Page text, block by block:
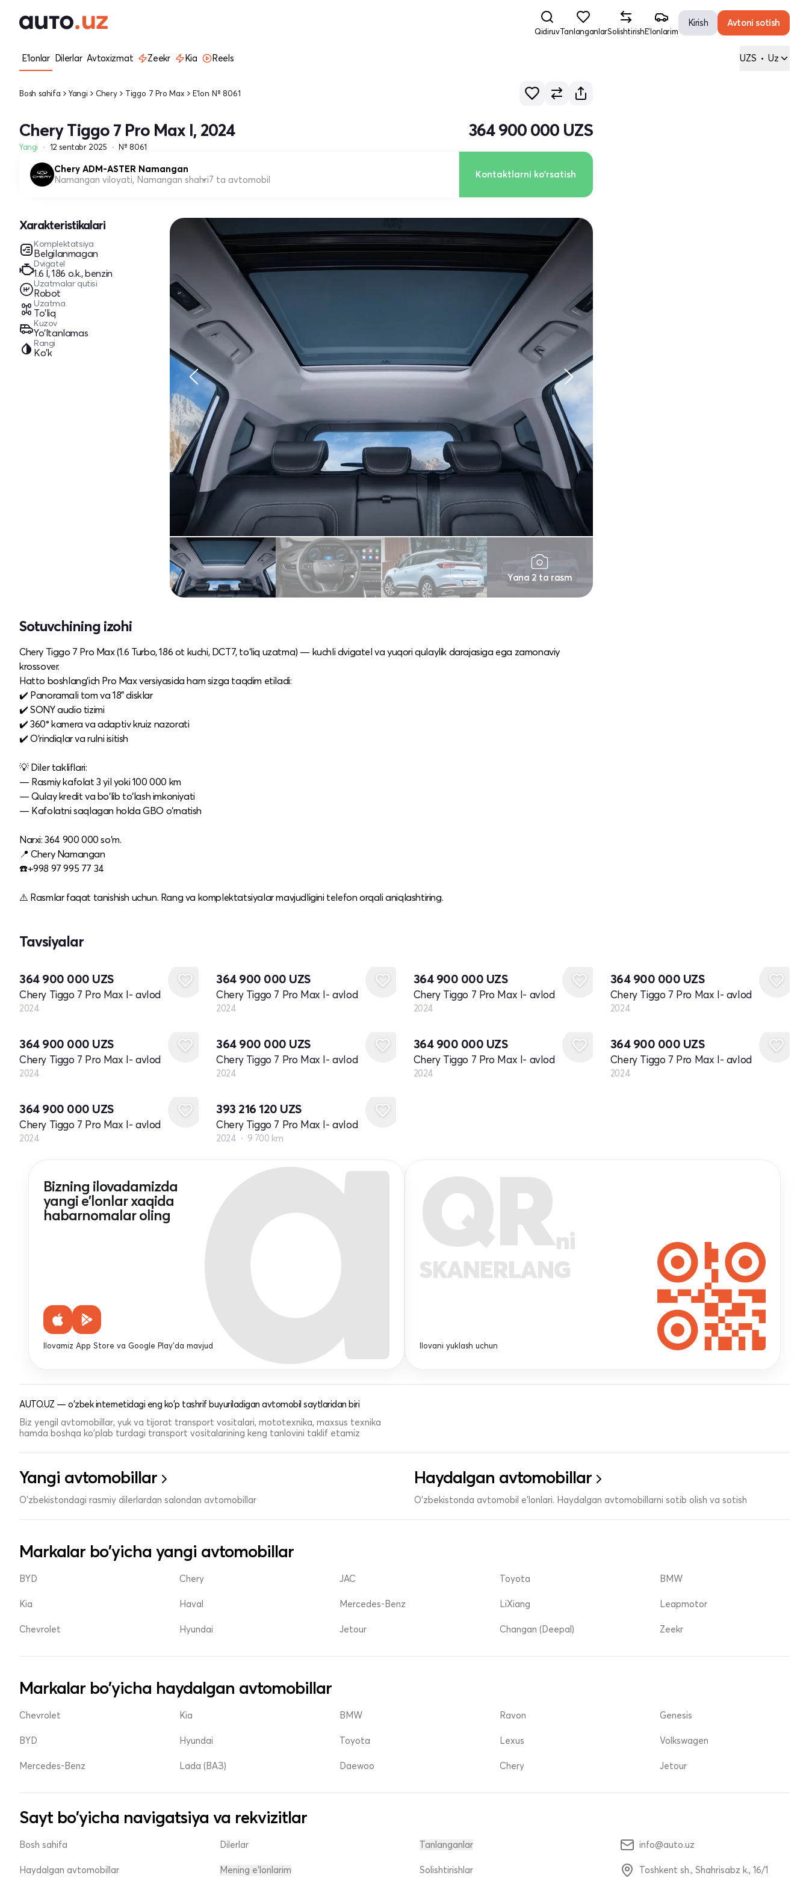
QidiruvTanlanganlarSolishtirishE'lonlarim
Kirish Avtoni sotish
E'lonlar Dilerlar Avtoxizmat Zeekr Kia Reels UZS • Uz
Bosh sahifa Yangi Chery Tiggo 7 Pro Max E'lon № 8061
Chery Tiggo 7 Pro Max I, 2024
Yangi 12 sentabr 2025 № 8061
364 900 000 UZS
Chery ADM-ASTER Namangan
Namangan viloyati, Namangan shahri7 ta avtomobil Kontaktlarni ko'rsatish
Xarakteristikalari
Komplektatsiya
Belgilanmagan
Dvigatel
1.6 l, 186 o.k., benzin
Uzatmalar qutisi
Robot
Uzatma
To'liq
Kuzov
Yo‘ltanlamas
Rangi
Ko'k
Yana 2 ta rasm
Sotuvchining izohi
Chery Tiggo 7 Pro Max (1.6 Turbo, 186 ot kuchi, DCT7, to‘liq uzatma) — kuchli dvigatel va yuqori qulaylik darajasiga ega zamonaviy
krossover.
Hatto boshlang‘ich Pro Max versiyasida ham sizga taqdim etiladi:
✔️ Panoramali tom va 18" disklar
✔️ SONY audio tizimi
✔️ 360° kamera va adaptiv kruiz nazorati
✔️ O‘rindiqlar va rulni isitish
💡 Diler takliflari:
— Rasmiy kafolat 3 yil yoki 100 000 km
— Qulay kredit va bo‘lib to‘lash imkoniyati
— Kafolatni saqlagan holda GBO o‘rnatish
Narxi: 364 900 000 so‘m.
📍 Chery Namangan
☎️+998 97 995 77 34
⚠️ Rasmlar faqat tanishish uchun. Rang va komplektatsiyalar mavjudligini telefon orqali aniqlashtiring.
Tavsiyalar
364 900 000 UZS
Chery Tiggo 7 Pro Max I- avlod
2024
364 900 000 UZS
Chery Tiggo 7 Pro Max I- avlod
2024
364 900 000 UZS
Chery Tiggo 7 Pro Max I- avlod
2024
364 900 000 UZS
Chery Tiggo 7 Pro Max I- avlod
2024
364 900 000 UZS
Chery Tiggo 7 Pro Max I- avlod
2024
364 900 000 UZS
Chery Tiggo 7 Pro Max I- avlod
2024
364 900 000 UZS
Chery Tiggo 7 Pro Max I- avlod
2024
364 900 000 UZS
Chery Tiggo 7 Pro Max I- avlod
2024
364 900 000 UZS
Chery Tiggo 7 Pro Max I- avlod
2024
393 216 120 UZS
Chery Tiggo 7 Pro Max I- avlod
2024 9 700 km
Bizning ilovadamizda
yangi e'lonlar xaqida
habarnomalar oling
Ilovamiz App Store va Google Play'da mavjud
QRni
SKANERLANG
Ilovani yuklash uchun
AUTO.UZ — o'zbek internetidagi eng ko'p tashrif buyuriladigan avtomobil saytlaridan biri
Biz yengil avtomobillar, yuk va tijorat transport vositalari, mototexnika, maxsus texnika
hamda boshqa ko'plab turdagi transport vositalarining keng tanlovini taklif etamiz
Yangi avtomobillar
O'zbekistondagi rasmiy dilerlardan salondan avtomobillar
Haydalgan avtomobillar
O'zbekistonda avtomobil e’lonlari. Haydalgan avtomobillarni sotib olish va sotish
Markalar bo'yicha yangi avtomobillar
BYD
Kia
Chevrolet
Chery
Haval
Hyundai
JAC
Mercedes-Benz
Jetour
Toyota
LiXiang
Changan (Deepal)
BMW
Leapmotor
Zeekr
Markalar bo'yicha haydalgan avtomobillar
Chevrolet
BYD
Mercedes-Benz
Kia
Hyundai
Lada (ВАЗ)
BMW
Toyota
Daewoo
Ravon
Lexus
Chery
Genesis
Volkswagen
Jetour
Sayt bo'yicha navigatsiya va rekvizitlar
Bosh sahifa
Haydalgan avtomobillar
Dilerlar
Mening e'lonlarim
Tanlanganlar
Solishtirishlar
info@auto.uz
Toshkent sh., Shahrisabz k., 16/1